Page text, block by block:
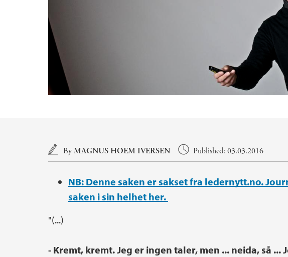
Main content
ByMAGNUS HOEM IVERSEN Published: 03.03.2016
NB: Denne saken er sakset fra ledernytt.no.
saken i sin helhet her.
"(...)
- Kremt, kremt. Jeg er ingen taler, men ... neida, så ...